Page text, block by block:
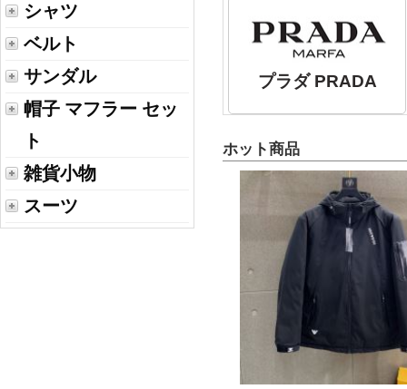
シャツ
ベルト
サンダル
帽子 マフラー セッ
ト
雑貨小物
スーツ
プラダ PRADA
ホット商品